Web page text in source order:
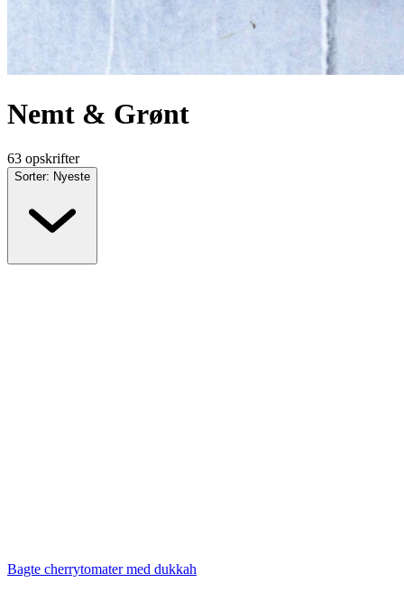
Nemt & Grønt
63 opskrifter
Sorter: Nyeste
Bagte cherrytomater med dukkah